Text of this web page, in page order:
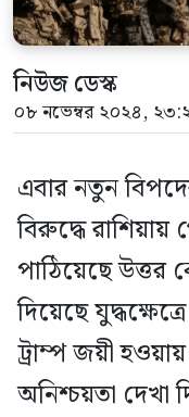
নিউজ ডেস্ক
০৮ নভেম্বর ২০২৪,
এবার নতুন
বিরুদ্ধে
পাঠিয়েছে উত্তর
দিয়েছে
ট্রাম্প জয়ী
অনিশ্চয়তা দেখা